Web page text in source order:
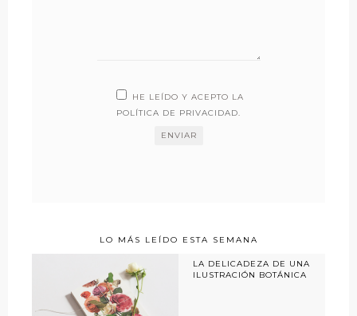
HE LEÍDO Y ACEPTO LA
POLÍTICA DE PRIVACIDAD.
LO MÁS LEÍDO ESTA SEMANA
LA DELICADEZA DE UNA
ILUSTRACIÓN BOTÁNICA